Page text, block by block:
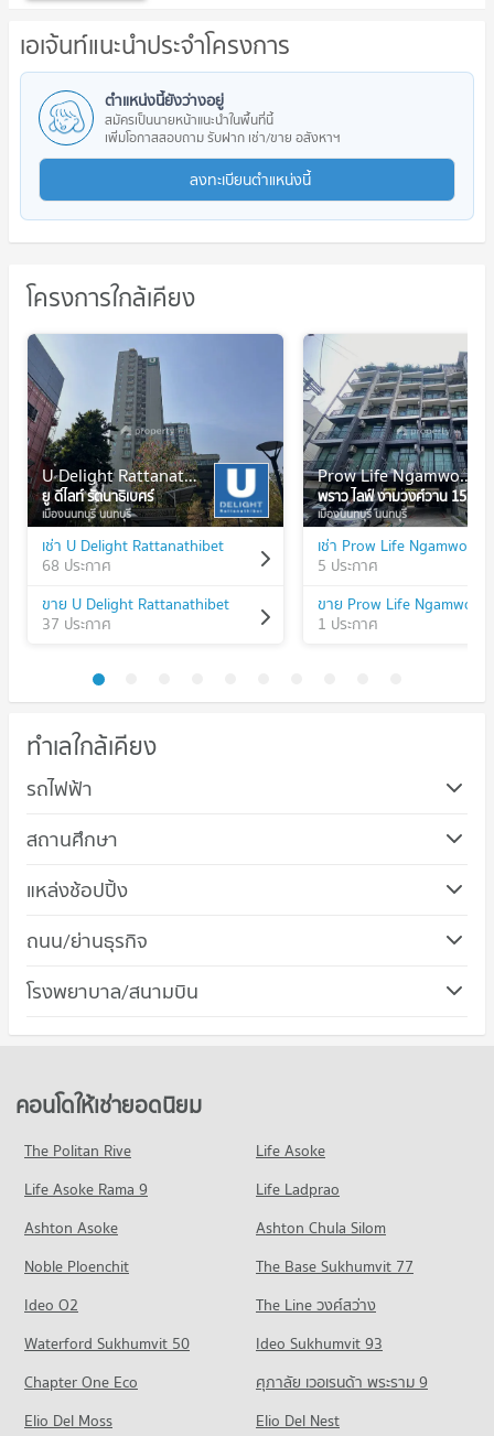
เอเจ้นท์แนะนำประจำโครงการ
ตำแหน่งนี้ยังว่างอยู่
สมัครเป็นนายหน้าแนะนำในพื้นที่นี้
เพิ่มโอกาสสอบถาม รับฝาก เช่า/ขาย อสังหาฯ
ลงทะเบียนตำแหน่งนี้
โครงการใกล้เคียง
U Delight Rattanathibet
ยู ดีไลท์ รัตนาธิเบศร์
เมืองนนทบุรี นนทบุรี
เช่า U Delight Rattanathibet
68 ประกาศ
ขาย U Delight Rattanathibet
37 ประกาศ
Prow Life Ngamwongwan 15
พราว ไลฟ์ งามวงศ์วาน 15
เมืองนนทบุรี นนทบุรี
เช่า Prow Life
5 ประกาศ
ขาย Prow Life
1 ประกาศ
ทำเลใกล้เคียง
รถไฟฟ้า
สถานศึกษา
คอนโด วิทยาลัยพยาบาลบรมราชชนนีศรีธัญญา
คอนโดให้เช่า วิทยาลัยพยาบาลบรมราชชนนีศรีธัญญา
มีคอนโดให้เช่า 2,981 ประกาศ
ขายคอนโด วิทยาลัยพยาบาลบรมราชชนนีศรีธัญญา
319 โครงการ
คอนโดให้เช่า วิทยาลัยพยาบาลบรมราชชนนีบำราศนราดูร
มีคอนโดให้เช่า 2,888 ประกาศ
มีคอนโดขาย 1,899 ประกาศ
คอนโด วิทยาลัยพยาบาลบรมราชชนนีนนทบุรี
451 โครงการ
คอนโดให้เช่า วิทยาลัยพยาบาลบรมราชชนนีนนทบุรี
มีคอนโดให้เช่า 4,838 ประกาศ
ขายคอนโด วิทยาลัยพยาบาลบรมราชชนนีนนทบุรี
มีคอนโดขาย 2,844 ประกาศ
คอนโด วิทยาลัยนักบริหาร
แหล่งช้อปปิ้ง
คอนโด เดอะ มอลล์ งามวงศ์วาน
คอนโดให้เช่า เดอะ มอลล์ งามวงศ์วาน
คอนโด ตลาดพงษ์เพชร
มีคอนโดให้เช่า 976 ประกาศ
ขายคอนโด ตลาดพงษ์เพชร
มีคอนโดขาย 626 ประกาศ
451 โครงการ
คอนโดให้เช่า เทสโก้โลตัส รัตนาธิเบศร์
มีคอนโดขาย 2,543 ประกาศ
ถนน/ย่านธุรกิจ
คอนโด เมืองนนทบุรี นนทบุรี
คอนโดให้เช่า เมืองนนทบุรี นนทบุรี
ขายคอนโด เมืองนนทบุรี นนทบุรี
มีคอนโดขาย 1,567 ประกาศ
คอนโด ถนนติวานนท์
266 โครงการ
คอนโดให้เช่า ถนนติวานนท์
มีคอนโดให้เช่า 1,363 ประกาศ
ขายคอนโด ถนนติวานนท์
มีคอนโดขาย 914 ประกาศ
คอนโด ถนนงามวงศ์วาน
มีคอนโดให้เช่า 3,008 ประกาศ
โรงพยาบาล/สนามบิน
คอนโด รพ.ศรีธัญญา
คอนโดให้เช่า รพ.ศรีธัญญา
มีคอนโดให้เช่า 1,885 ประกาศ
ขายคอนโด รพ.ศรีธัญญา
มีคอนโดขาย 1,370 ประกาศ
376 โครงการ
คอนโดให้เช่า รพ.ชลประทาน
มีคอนโดขาย 1,461 ประกาศ
คอนโด รพ.โรคทรวงอก
210 โครงการ
คอนโดให้เช่ายอดนิยม
The Politan Rive
Life Asoke
Life Asoke Rama 9
Life Ladprao
Ashton Asoke
Ashton Chula Silom
Noble Ploenchit
The Base Sukhumvit 77
Ideo O2
The Line วงศ์สว่าง
Waterford Sukhumvit 50
Ideo Sukhumvit 93
Chapter One Eco
ศุภาลัย เวอเรนด้า พระราม 9
Elio Del Moss
Elio Del Nest